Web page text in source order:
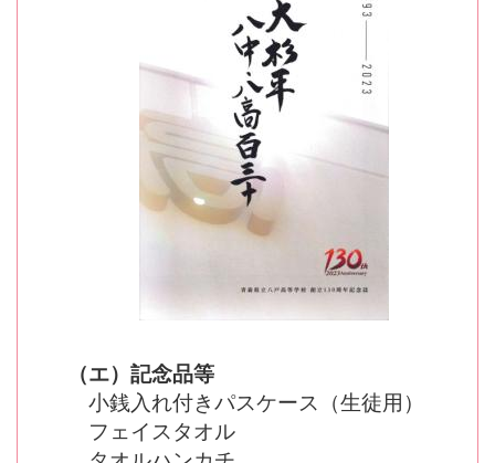
（エ）記念品等
小銭入れ付きパスケース（生徒用）
フェイスタオル